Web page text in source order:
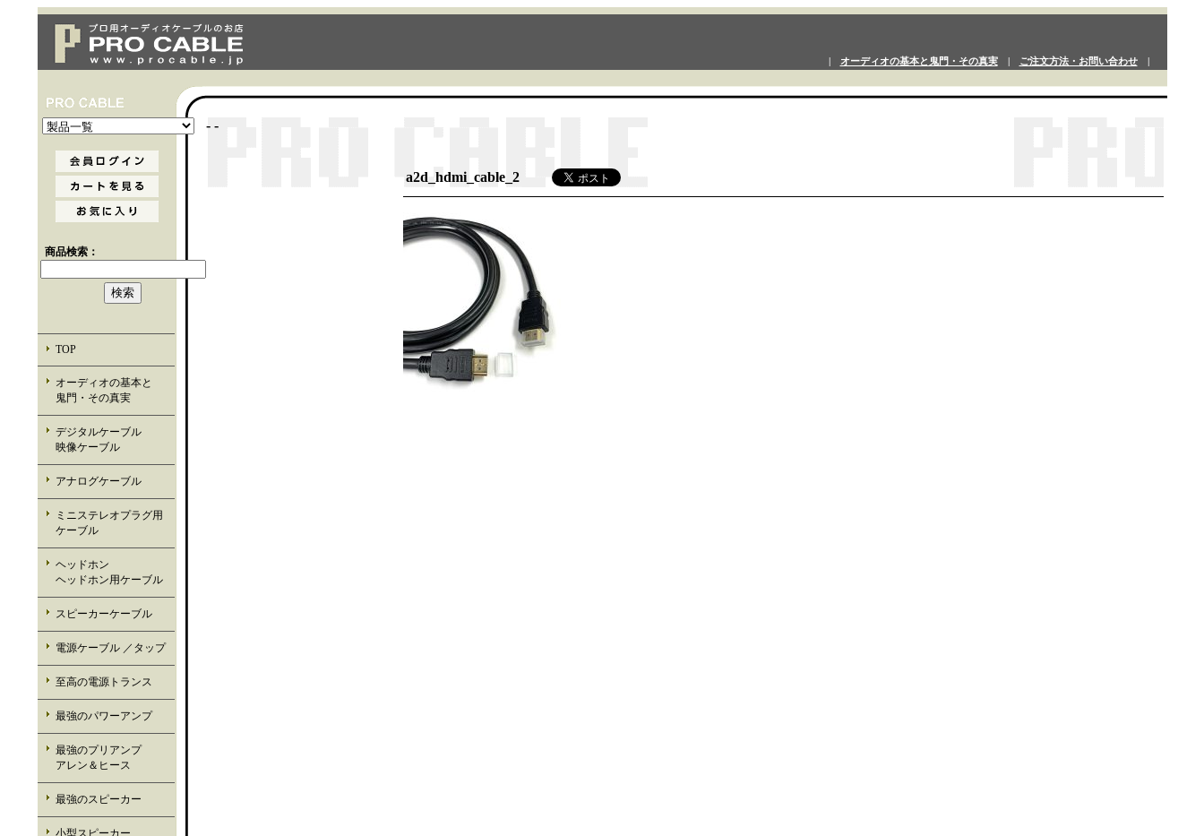
オーディオの基本と鬼門・その真実| ご注文方法・お問い合わせ|
商品検索：
TOP
オーディオの基本と
鬼門・その真実
デジタルケーブル
映像ケーブル
アナログケーブル
ミニステレオプラグ用
ケーブル
ヘッドホン
ヘッドホン用ケーブル
スピーカーケーブル
電源ケーブル ／タップ
至高の電源トランス
最強のパワーアンプ
最強のプリアンプ
アレン＆ヒース
最強のスピーカー
小型スピーカー
- -
a2d_hdmi_cable_2